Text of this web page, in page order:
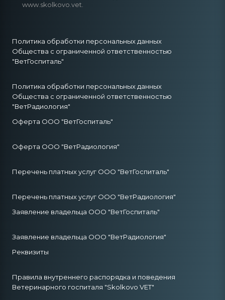
www.skolkovo.vet.
Политика обработки персональных данных
Общества с ограниченной ответственностью
"ВетГоспиталь"
Политика обработки персональных данных
Общества с ограниченной ответственностью
"ВетРадиология"
Оферта ООО "ВетГоспиталь"
Оферта ООО "ВетРадиология"
Перечень платных услуг ООО "ВетГоспиталь"
Перечень платных услуг ООО "ВетРадиология"
Заявление владельца ООО "ВетГоспиталь"
Заявление владельца ООО "ВетРадиология"
Реквизиты
Правила внутреннего распорядка и поведения
Ветеринарного госпиталя "Skolkovo VET"